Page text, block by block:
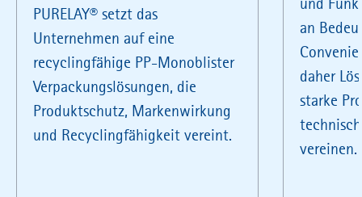
PURELAY® setzt das
Unternehmen auf eine
recyclingfähige PP-Monoblister
Verpackungslösungen, die
Produktschutz, Markenwirkung
und Recyclingfähigkeit vereint.
und
an
daher
starke
vereinen.